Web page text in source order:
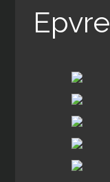
Epvre